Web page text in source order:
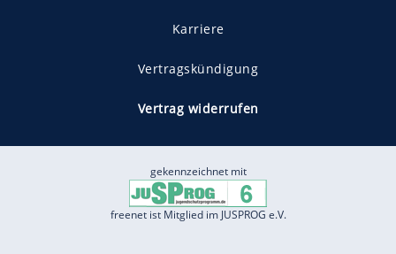
Karriere
Vertragskündigung
Vertrag widerrufen
gekennzeichnet mit
freenet ist Mitglied im JUSPROG e.V.